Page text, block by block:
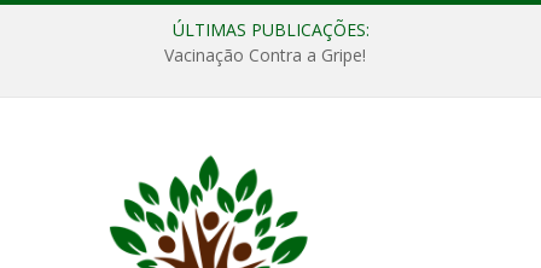
ÚLTIMAS PUBLICAÇÕES:
Vacinação Contra a Gripe!